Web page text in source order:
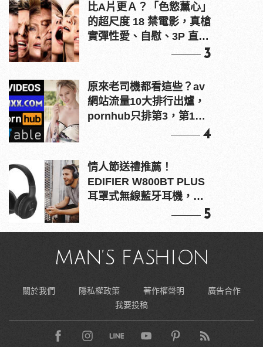
比A片更Ａ？「色慾薰心」
的超尺度 18 禁電影，真槍
實彈性愛、自慰、3P 直接
3
原來老司機都看這些？av
網站流量10大排行出爐，
pornhub只排第3，第1名
4
情人節送禮推薦！
EDIFIER W800BT PLUS
耳罩式無線藍牙耳機，在
5
關於我們 隱私權政策 著作權聲明
廣告合作
我要投稿